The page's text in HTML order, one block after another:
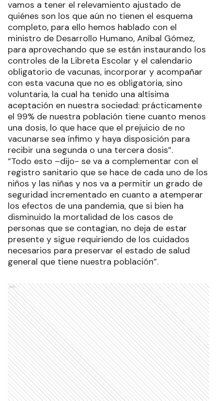
vamos a tener el relevamiento ajustado de
quiénes son los que aún no tienen el esquema
completo, para ello hemos hablado con el
ministro de Desarrollo Humano, Aníbal Gómez,
para aprovechando que se están instaurando los
controles de la Libreta Escolar y el calendario
obligatorio de vacunas, incorporar y acompañar
con esta vacuna que no es obligatoria, sino
voluntaria, la cual ha tenido una altísima
aceptación en nuestra sociedad: prácticamente
el 99% de nuestra población tiene cuanto menos
una dosis, lo que hace que el prejuicio de no
vacunarse sea ínfimo y haya disposición para
recibir una segunda o una tercera dosis”.
“Todo esto –dijo- se va a complementar con el
registro sanitario que se hace de cada uno de los
niños y las niñas y nos va a permitir un grado de
seguridad incrementado en cuanto a atemperar
los efectos de una pandemia, que si bien ha
disminuido la mortalidad de los casos de
personas que se contagian, no deja de estar
presente y sigue requiriendo de los cuidados
necesarios para preservar el estado de salud
general que tiene nuestra población”.
Ads